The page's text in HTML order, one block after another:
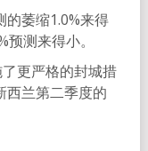
萎缩1.0%来得
测来得小。
更严格的封城措
西兰第二季度的